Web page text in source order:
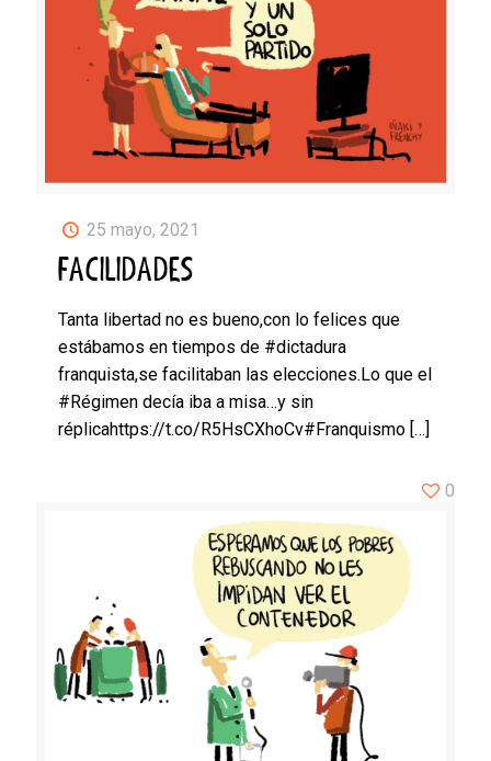
25 mayo, 2021
FACILIDADES
Tanta libertad no es bueno,con lo felices que
estábamos en tiempos de #dictadura
franquista,se facilitaban las elecciones.Lo que el
#Régimen decía iba a misa…y sin
réplicahttps://t.co/R5HsCXhoCv#Franquismo […]
0